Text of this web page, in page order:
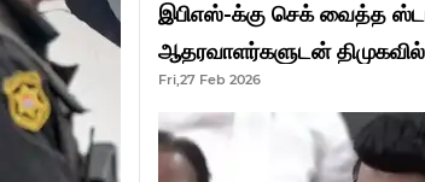
இபிஎஸ்-க்கு செக் வைத்த
ஆதரவாளர்களுடன்
Fri,27 Feb 2026